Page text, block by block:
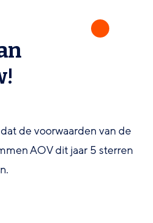
de voorwaarden van de
AOV dit jaar 5 sterren